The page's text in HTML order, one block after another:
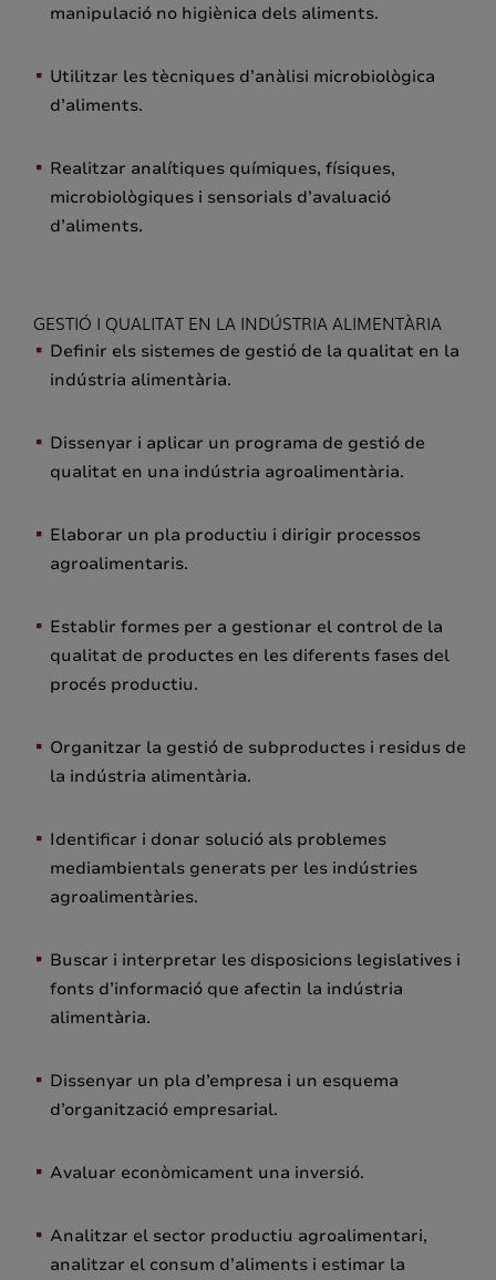
manipulació no higiènica dels aliments.
Utilitzar les tècniques d’anàlisi microbiològica
d’aliments.
Realitzar analítiques químiques, físiques,
microbiològiques i sensorials d’avaluació
d’aliments.
GESTIÓ I QUALITAT EN LA INDÚSTRIA ALIMENTÀRIA
Definir els sistemes de gestió de la qualitat en la
indústria alimentària.
Dissenyar i aplicar un programa de gestió de
qualitat en una indústria agroalimentària.
Elaborar un pla productiu i dirigir processos
agroalimentaris.
Establir formes per a gestionar el control de la
qualitat de productes en les diferents fases del
procés productiu.
Organitzar la gestió de subproductes i residus de
la indústria alimentària.
Identificar i donar solució als problemes
mediambientals generats per les indústries
agroalimentàries.
Buscar i interpretar les disposicions legislatives i
fonts d’informació que afectin la indústria
alimentària.
Dissenyar un pla d’empresa i un esquema
d’organització empresarial.
Avaluar econòmicament una inversió.
Analitzar el sector productiu agroalimentari,
analitzar el consum d’aliments i estimar la